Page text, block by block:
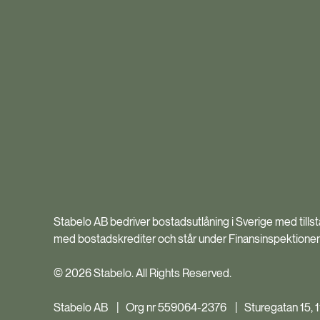
Stabelo AB bedriver bostadsutlåning i Sverige med
med bostadskrediter och står under
© 2026 Stabelo. All Rights Reserved.
Stabelo AB | Org nr 559064-2376 | Sturegatan 15,